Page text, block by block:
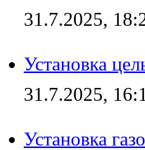
31.7.2025,
Установка
31.7.2025,
Установка